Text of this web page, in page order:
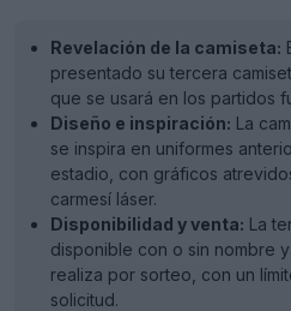
Revelación de la camiseta:
presentado su tercera
que se usará en los partidos
Diseño e inspiración: La
se inspira en uniformes
estadio, con gráficos
carmesí láser.
Disponibilidad y venta: La
disponible con o sin nombre
realiza por sorteo, con un
solicitud.